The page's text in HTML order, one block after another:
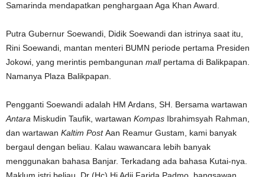
Samarinda mendapatkan penghargaan Aga Khan Award.
Putra Gubernur Soewandi, Didik Soewandi dan istrinya saat itu,
Rini Soewandi, mantan menteri BUMN periode pertama Presiden
Jokowi, yang merintis pembangunan mall pertama di Balikpapan.
Namanya Plaza Balikpapan.
Pengganti Soewandi adalah HM Ardans, SH. Bersama wartawan
Antara Miskudin Taufik, wartawan Kompas Ibrahimsyah Rahman,
dan wartawan Kaltim Post Aan Reamur Gustam, kami banyak
bergaul dengan beliau. Kalau wawancara lebih banyak
menggunakan bahasa Banjar. Terkadang ada bahasa Kutai-nya.